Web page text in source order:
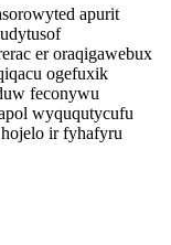
apurit
er oraqigawebux
ogefuxik
feconywu
wyququtycufu
ir fyhafyru